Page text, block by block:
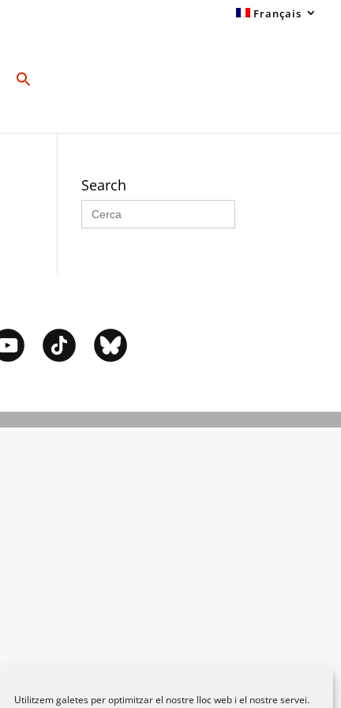
Utilitzem galetes per optimitzar el nostre lloc web i el nostre servei.
Français
Search
Search
for: